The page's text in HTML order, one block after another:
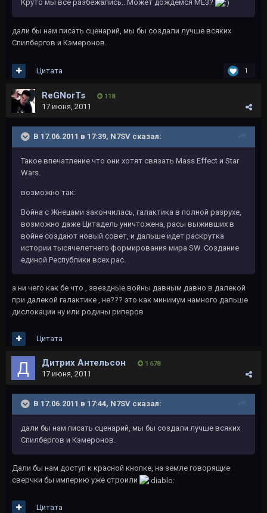
Круто мы все разбежались.. Может дождемся МЕ3?
дали бы нам писать сценарий, мы бы создали лучше всяких
Спилбергов и Кэмеронов.
1
Цитата
ReGNorTs 118
17 июня, 2011
В 17.06.2011 в 17:39, N7SV сказал:
Такое впечатление что они хотят связать Mass Effect и Star
Wars.
возможно так:
Война с Жнецами закончилась, галактика в полной разрухе,
возможно даже Цитадель уничтожена, расы выживших в
войне создают новый совет, и дальше идет раскрутка
истории тысячелетнего формирования мира SW. Создание
единой Республики всех рас.
а ни чего как бе что , звездные войны давным давно в далекой
при далекой галактике , не??? это как минимум намного дальше
дислокации ну или родины риперов
Цитата
Дитрих Антельсон 1 678
17 июня, 2011
В 17.06.2011 в 17:44, N7SV сказал:
дали бы нам писать сценарий, мы бы создали лучше всяких
Спилбергов и Кэмеронов.
Дали бы нам доступ к красной кнопке, на земле говорящие
сверчки бы империю уже строили
Цитата